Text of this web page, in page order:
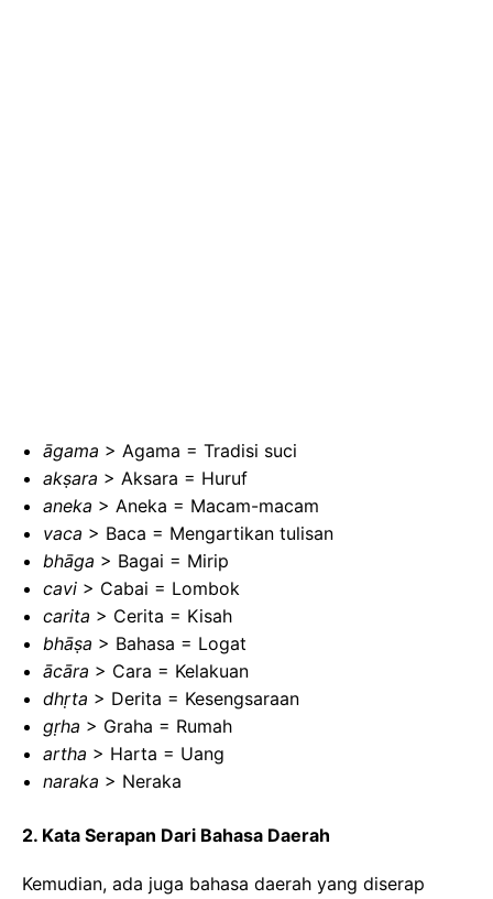
āgama > Agama = Tradisi suci
akṣara > Aksara = Huruf
aneka > Aneka = Macam-macam
vaca > Baca = Mengartikan tulisan
bhāga > Bagai = Mirip
cavi > Cabai = Lombok
carita > Cerita = Kisah
bhāṣa > Bahasa = Logat
ācāra > Cara = Kelakuan
dhṛta > Derita = Kesengsaraan
gṛha > Graha = Rumah
artha > Harta = Uang
naraka > Neraka
2. Kata Serapan Dari Bahasa Daerah
Kemudian, ada juga bahasa daerah yang diserap